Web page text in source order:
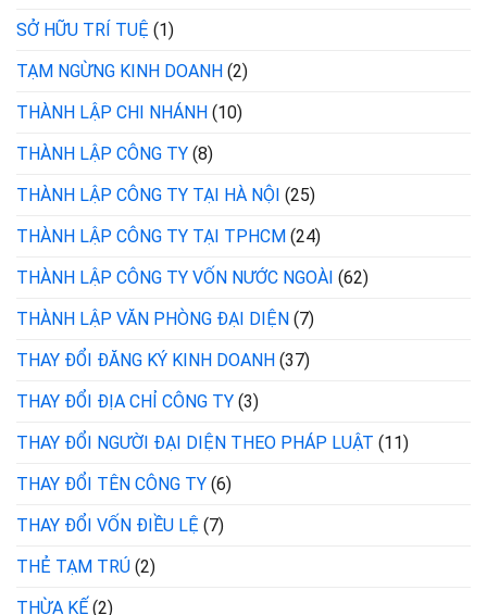
SỞ HỮU TRÍ TUỆ (1)
TẠM NGỪNG KINH DOANH (2)
THÀNH LẬP CHI NHÁNH (10)
THÀNH LẬP CÔNG TY (8)
THÀNH LẬP CÔNG TY TẠI HÀ NỘI (25)
THÀNH LẬP CÔNG TY TẠI TPHCM (24)
THÀNH LẬP CÔNG TY VỐN NƯỚC NGOÀI (62)
THÀNH LẬP VĂN PHÒNG ĐẠI DIỆN (7)
THAY ĐỔI ĐĂNG KÝ KINH DOANH (37)
THAY ĐỔI ĐỊA CHỈ CÔNG TY (3)
THAY ĐỔI NGƯỜI ĐẠI DIỆN THEO PHÁP LUẬT (11)
THAY ĐỔI TÊN CÔNG TY (6)
THAY ĐỔI VỐN ĐIỀU LỆ (7)
THẺ TẠM TRÚ (2)
THỪA KẾ (2)